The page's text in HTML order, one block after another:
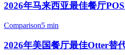
2026年马来西亚最佳餐厅
Comparison5 min
2026年美国餐厅最佳Otter替